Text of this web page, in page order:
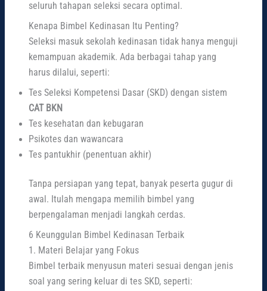
seluruh tahapan seleksi secara optimal.
Kenapa Bimbel Kedinasan Itu Penting?
Seleksi masuk sekolah kedinasan tidak hanya menguji
kemampuan akademik. Ada berbagai tahap yang
harus dilalui, seperti:
Tes Seleksi Kompetensi Dasar (SKD) dengan sistem
CAT BKN
Tes kesehatan dan kebugaran
Psikotes dan wawancara
Tes pantukhir (penentuan akhir)
Tanpa persiapan yang tepat, banyak peserta gugur di
awal. Itulah mengapa memilih bimbel yang
berpengalaman menjadi langkah cerdas.
6 Keunggulan Bimbel Kedinasan Terbaik
1. Materi Belajar yang Fokus
Bimbel terbaik menyusun materi sesuai dengan jenis
soal yang sering keluar di tes SKD, seperti: